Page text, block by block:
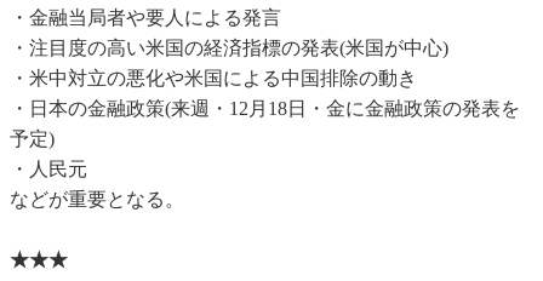
・金融当局者や要人による発言
・注目度の高い米国の経済指標の発表(米国が中心)
・米中対立の悪化や米国による中国排除の動き
・日本の金融政策(来週・12月18日・金に金融政策の発表を
予定)
・人民元
などが重要となる。
★★★